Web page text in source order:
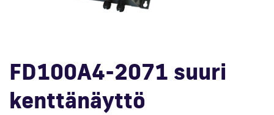
FD100A4-2071 suuri
kenttänäyttö